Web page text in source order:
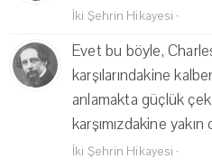
İki Şehrin Hikayesi ·
Evet bu böyle,
karşılarındakine
anlamakta güçlük
karşımızdakine yakın
İki Şehrin Hikayesi ·